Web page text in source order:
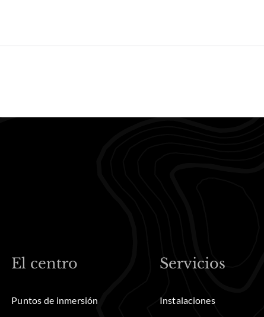
El centro
Puntos de inmersión
Servicios
Instalaciones